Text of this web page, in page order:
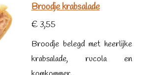
Broodje krabsalade
€ 3,55
Broodje belegd met heerlijke
krabsalade, rucola en